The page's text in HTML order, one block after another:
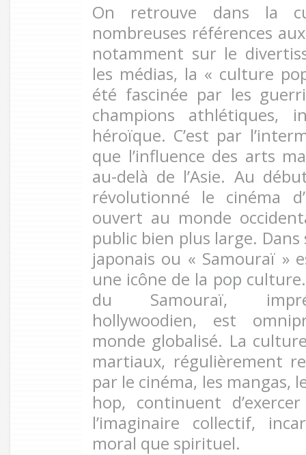
On retrouve dans la
nombreuses références
notamment sur le
les médias, la « culture
été fascinée par les
champions athlétiques,
héroïque. C’est par
que l’influence des arts
au-delà de l’Asie. Au
révolutionné le cinéma
ouvert au monde
public bien plus large.
japonais ou « Samouraï »
une icône de la pop
du Samouraï,
hollywoodien, est
monde globalisé. La
martiaux, régulièrement
par le cinéma, les mangas,
hop, continuent
l’imaginaire collectif,
moral que spirituel.